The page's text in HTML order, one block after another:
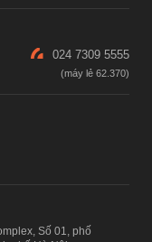
024 7309 5555
Số 01, phố